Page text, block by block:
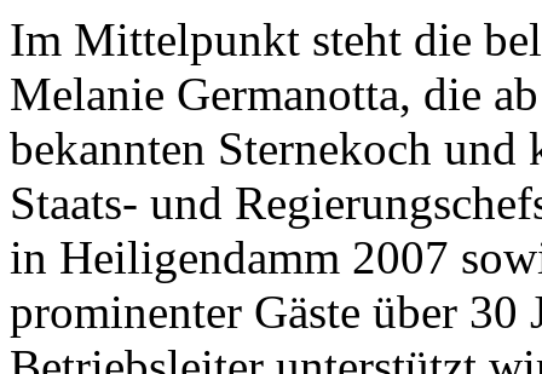
Geheimnisse, die
keine sind.
Ein Potpourrie professioneller Rezepte.
Für Liebhaber der einfachen und
regionalen Küche. Nachkochbar,
immer mit der besonderen Note.
Im Mittelpunkt steht die
Melanie Germanotta, die
bekannten Sternekoch und
Staats- und
in Heiligendamm 2007
prominenter Gäste über